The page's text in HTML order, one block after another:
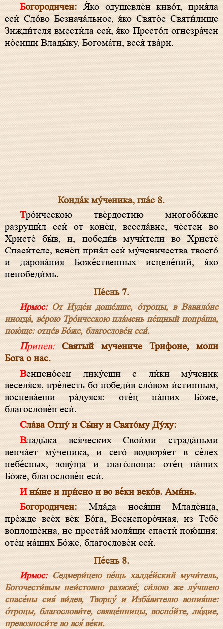
Богородичен: Я́ко одушевле́н киво́т, прия́ла
еси́ Сло́во Безнача́льное, я́ко Свято́е Святи́лище
Зижди́теля вмести́ла еси́, я́ко Престо́л огнезра́чен
но́сиши Влады́ку, Богома́ти, всея́ тва́ри.
Конда́к му́ченика, гла́с 8.
Тро́ическою тве́рдостию многобо́жие
разруши́л еси́ от коне́ц, всесла́вне, че́стен во
Христе́ бы́в, и, победи́в мучи́тели во Христе́
Спаси́теле, вене́ц прия́л еси́ му́ченичества твоего́
и дарова́ния Боже́ственных исцеле́ний, я́ко
непобеди́мь.
Пе́снь 7.
Ирмос:От Иуде́и доше́дше, о́троцы, в Вавило́не
иногда́, ве́рою Тро́ическою пла́мень пе́щный попра́ша,
пою́ще: отце́в Бо́же, благослове́н еси́.
Припев:
Святый мучениче Трифоне, моли
Бога о нас.
Венцено́сец лику́еши с ли́ки му́ченик
веселя́ся, пре́лесть бо победи́в сло́вом и́стинным,
воспева́еши ра́дуяся: оте́ц на́ших Бо́же,
благослове́н еси́.
Сла́ва Отцу́ и Сы́ну и Свято́му Ду́ху:
Влады́ка вся́ческих Свои́ми страда́ньми
венча́ет му́ченика, и сего́ водворя́ет в се́лех
небе́cных, зову́ща и глаго́люща: оте́ц на́ших
Бо́же, благослове́н еси́.
И ны́не и при́сно и во ве́ки веко́в. Ами́нь.
Богородичен: Мла́да нося́щи Младе́нца,
пре́жде все́х ве́к Бо́га, Всенепоро́чная, из Тебе́
воплоще́нна, не преста́й моля́щи спасти́ пою́щия:
оте́ц на́ших Бо́же, благослове́н еси́.
Пе́снь 8.
Ирмос:Седмери́цею пе́щь халде́йский мучи́тель,
Богочести́вым неи́стовно разжже́; си́лою же лу́чшею
спасе́ны сия́ ви́дев, Творцу́ и Изба́вителю вопия́ше:
о́троцы, благослови́те, свяще́нницы, воспо́йте, лю́дие,
превозноси́те во вся́ ве́ки.